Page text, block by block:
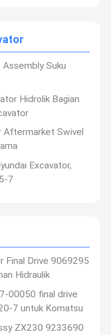
Suku
Hidrolik Bagian
Aftermarket Swivel
Excavator,
7
Final Drive 9069295
Hidraulik
00050 final drive
7 untuk Komatsu
ZX230 9233690